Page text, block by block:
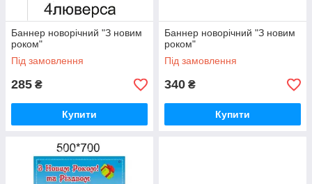
Баннер новорічний "З новим
роком"
Під замовлення
285 ₴
Купити
Баннер новорічний "З новим
роком"
Під замовлення
340 ₴
Купити